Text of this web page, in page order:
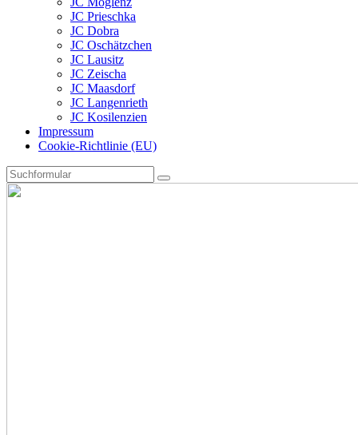
JC Prieschka
JC Dobra
JC Oschätzchen
JC Lausitz
JC Zeischa
JC Maasdorf
JC Langenrieth
JC Kosilenzien
Impressum
Cookie-Richtlinie (EU)
Search